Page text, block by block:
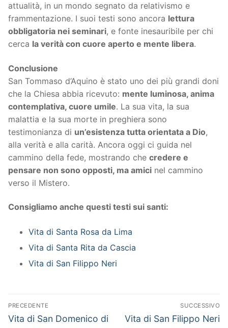
attualità, in un mondo segnato da relativismo e
frammentazione. I suoi testi sono ancora lettura
obbligatoria nei seminari, e fonte inesauribile per chi
cerca la verità con cuore aperto e mente libera.
Conclusione
San Tommaso d’Aquino è stato uno dei più grandi doni
che la Chiesa abbia ricevuto: mente luminosa, anima
contemplativa, cuore umile. La sua vita, la sua
malattia e la sua morte in preghiera sono
testimonianza di un’esistenza tutta orientata a Dio,
alla verità e alla carità. Ancora oggi ci guida nel
cammino della fede, mostrando che credere e
pensare non sono opposti, ma amici nel cammino
verso il Mistero.
Consigliamo anche questi testi sui santi:
Vita di Santa Rosa da Lima
Vita di Santa Rita da Cascia
Vita di San Filippo Neri
Navigazione
articoli
PRECEDENTE
Articolo
Vita di San Domenico di
SUCCESSIVO
Articolo
Vita di San Filippo Neri